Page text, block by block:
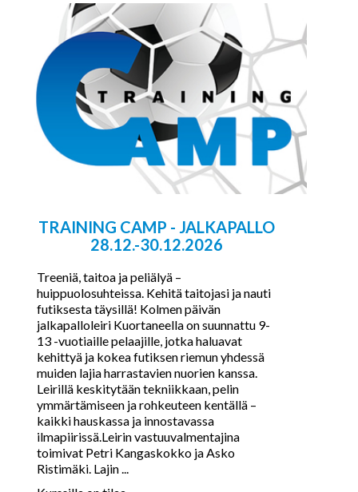
TRAINING CAMP - JALKAPALLO
28.12.-30.12.2026
Treeniä, taitoa ja peliälyä –
huippuolosuhteissa. Kehitä taitojasi ja nauti
futiksesta täysillä! Kolmen päivän
jalkapalloleiri Kuortaneella on suunnattu 9-
13 -vuotiaille pelaajille, jotka haluavat
kehittyä ja kokea futiksen riemun yhdessä
muiden lajia harrastavien nuorien kanssa.
Leirillä keskitytään tekniikkaan, pelin
ymmärtämiseen ja rohkeuteen kentällä –
kaikki hauskassa ja innostavassa
ilmapiirissä.Leirin vastuuvalmentajina
toimivat Petri Kangaskokko ja Asko
Ristimäki. Lajin ...